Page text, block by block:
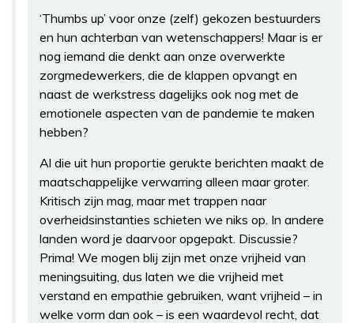
‘Thumbs up’ voor onze (zelf) gekozen bestuurders
en hun achterban van wetenschappers! Maar is er
nog iemand die denkt aan onze overwerkte
zorgmedewerkers, die de klappen opvangt en
naast de werkstress dagelijks ook nog met de
emotionele aspecten van de pandemie te maken
hebben?
Al die uit hun proportie gerukte berichten maakt de
maatschappelijke verwarring alleen maar groter.
Kritisch zijn mag, maar met trappen naar
overheidsinstanties schieten we niks op. In andere
landen word je daarvoor opgepakt. Discussie?
Prima! We mogen blij zijn met onze vrijheid van
meningsuiting, dus laten we die vrijheid met
verstand en empathie gebruiken, want vrijheid – in
welke vorm dan ook – is een waardevol recht, dat